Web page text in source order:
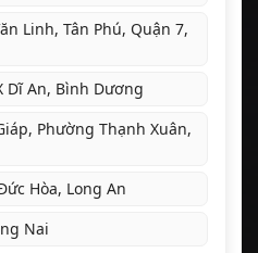
Linh, Tân Phú, Quận 7,
Dĩ An, Bình Dương
Phường Thạnh Xuân,
Hòa, Long An
Nai